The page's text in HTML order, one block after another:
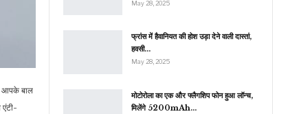
आपके बाल
May 28, 2025
फ्रांस में हैवानियत की होश उड़ा देने वाली दास्तां,
हवसी…
May 28, 2025
मोटोरोला का एक और फ्लैगशिप फोन हुआ लॉन्च,
मिलेंगे 5200mAh…